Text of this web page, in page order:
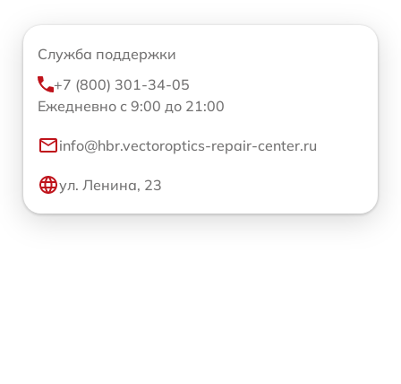
Служба поддержки
+7 (800) 301-34-05
Ежедневно с 9:00 до 21:00
info@hbr.vectoroptics-repair-center.ru
ул. Ленина, 23